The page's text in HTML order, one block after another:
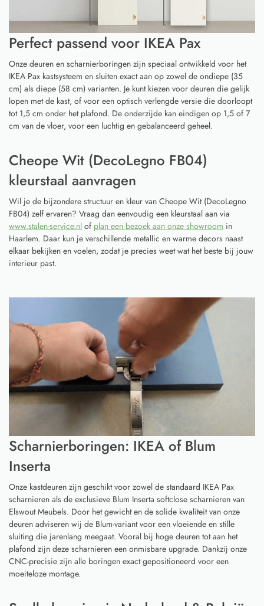
Perfect passend voor IKEA Pax
Onze deuren en scharnierboringen zijn speciaal ontwikkeld voor het
IKEA Pax kastsysteem en sluiten exact aan op zowel de ondiepe (35
cm) als diepe (58 cm) varianten. Je kunt kiezen voor deuren die gelijk
lopen met de kast, of voor een optisch verlengde versie die doorloopt
tot 1,5 cm onder het plafond. De onderzijde kan eindigen op 1,5 of 7
cm van de vloer, voor een luchtig en gebalanceerd geheel.
Cheope Wit (DecoLegno FB04)
kleurstaal aanvragen
Wil je de bijzondere structuur en kleur van Cheope Wit (DecoLegno
FB04) zelf ervaren? Vraag dan eenvoudig een kleurstaal aan via
www.stalen-service.nl of plan een bezoek aan onze showroom in
Haarlem. Daar kun je verschillende metallic en warme decors naast
elkaar bekijken en voelen, zodat je precies weet wat het beste bij jouw
interieur past.
Scharnierboringen: IKEA of Blum
Inserta
Onze kastdeuren zijn geschikt voor zowel de standaard IKEA Pax
scharnieren als de exclusieve Blum Inserta softclose scharnieren van
Elswout Meubels. Door het gewicht en de solide kwaliteit van onze
deuren adviseren wij de Blum-variant voor een vloeiende en stille
sluiting die jarenlang meegaat. Vooral bij hoge deuren tot aan het
plafond zijn deze scharnieren een onmisbare upgrade. Dankzij onze
CNC-precisie zijn alle boringen exact gepositioneerd voor een
moeiteloze montage.